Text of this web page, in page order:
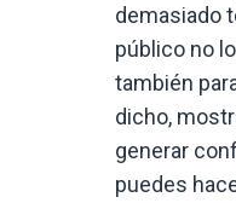
demasiado
público no
también
dicho,
generar
puedes